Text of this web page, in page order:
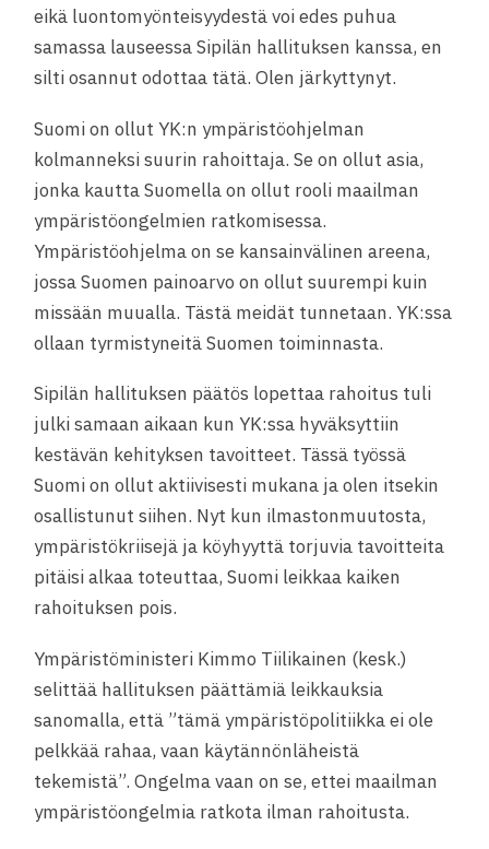
eikä luontomyönteisyydestä voi edes puhua
samassa lauseessa Sipilän hallituksen kanssa, en
silti osannut odottaa tätä. Olen järkyttynyt.
Suomi on ollut YK:n ympäristöohjelman
kolmanneksi suurin rahoittaja. Se on ollut asia,
jonka kautta Suomella on ollut rooli maailman
ympäristöongelmien ratkomisessa.
Ympäristöohjelma on se kansainvälinen areena,
jossa Suomen painoarvo on ollut suurempi kuin
missään muualla. Tästä meidät tunnetaan. YK:ssa
ollaan tyrmistyneitä Suomen toiminnasta.
Sipilän hallituksen päätös lopettaa rahoitus tuli
julki samaan aikaan kun YK:ssa hyväksyttiin
kestävän kehityksen tavoitteet. Tässä työssä
Suomi on ollut aktiivisesti mukana ja olen itsekin
osallistunut siihen. Nyt kun ilmastonmuutosta,
ympäristökriisejä ja köyhyyttä torjuvia tavoitteita
pitäisi alkaa toteuttaa, Suomi leikkaa kaiken
rahoituksen pois.
Ympäristöministeri Kimmo Tiilikainen (kesk.)
selittää hallituksen päättämiä leikkauksia
sanomalla, että ”tämä ympäristöpolitiikka ei ole
pelkkää rahaa, vaan käytännönläheistä
tekemistä”. Ongelma vaan on se, ettei maailman
ympäristöongelmia ratkota ilman rahoitusta.